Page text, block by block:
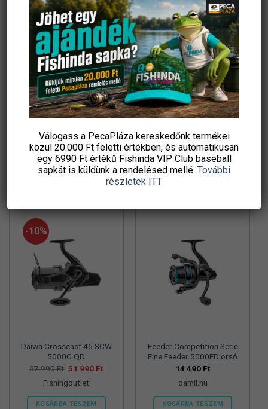
változatok
a
termékoldalon
választhatók
ki
Mivardi titanus lx orsó
Sneci.hu
KOSÁRBA TESZEM
Ingyenes szállítás
Daiwa Crosscast 45 SCW
5000LD QD
was:
57
990 Ft.
is:
51
990 Ft.
Fishingoutlet
KOSÁRBA TESZEM
Ingyenes szállítás
-10%
Daiwa Crosscast 45 SCW
5000C QD
57 990Ft Original
was:
990 Ft.
51 990 FtCurrent
990 Ft.
Fishingoutlet
KOSÁRBA TESZEM
Feeder Competition Serie
Fine Feeder 5000FD orsó
14 490 Ft
damil.hu
KOSÁRBA TESZEM
Válogass a PecaPláza kereskedőnk termékei
közül 20.000 Ft feletti értékben, és automatikusan
egy 6990 Ft értékű Fishinda VIP Club baseball
sapkát is küldünk a rendelésed mellé. További
részletek ITT